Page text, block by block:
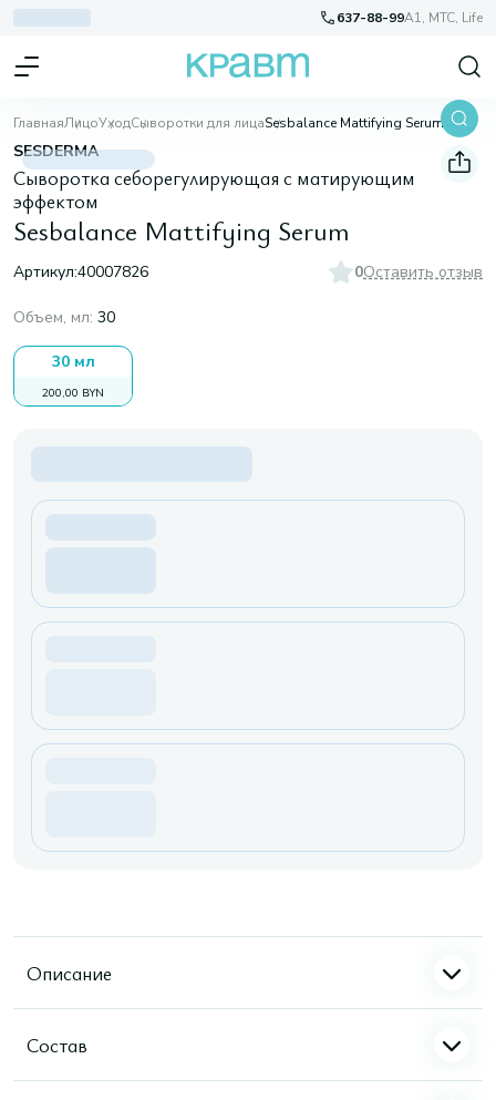
637-88-99A1, МТС, Life
ГлавнаяЛицоУходСыворотки для лицаSesbalance Mattifying Serum
SESDERMA
Сыворотка себорегулирующая с матирующим
эффектом
Sesbalance Mattifying Serum
Артикул:40007826 0Оставить отзыв
Объем, мл: 30
30 мл
200,00 BYN
Описание
Состав